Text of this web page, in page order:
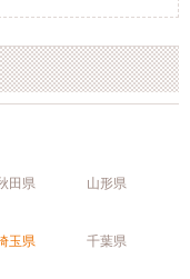
田県
山形県
玉県
千葉県